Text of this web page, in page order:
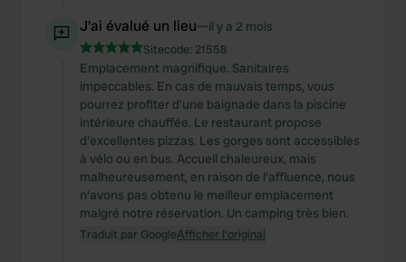
J'ai évalué un lieu—il y a 2 mois
Sitecode: 21558
Emplacement magnifique. Sanitaires
impeccables. En cas de mauvais temps, vous
pourrez profiter d'une baignade dans la piscine
intérieure chauffée. Le restaurant propose
d'excellentes pizzas. Les gorges sont accessibles
à vélo ou en bus. Accueil chaleureux, mais
malheureusement, en raison de l'affluence, nous
n'avons pas obtenu le meilleur emplacement
malgré notre réservation. Un camping très bien.
Traduit par GoogleAfficher l'original